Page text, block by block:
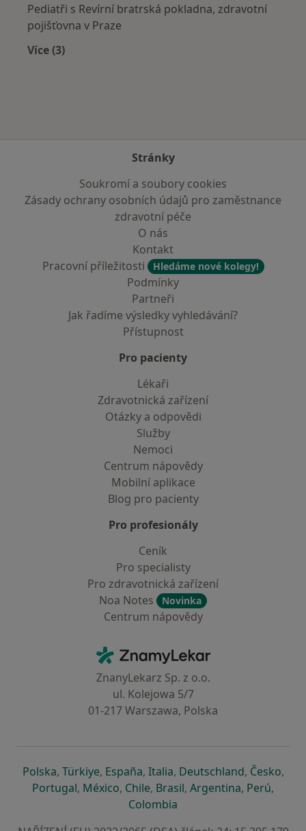
Pediatři s Revírní bratrská pokladna, zdravotní
pojišťovna v Praze
Více (3)
Stránky
Soukromí a soubory cookies
Zásady ochrany osobních údajů pro zaměstnance
zdravotní péče
O nás
Kontakt
Pracovní příležitosti
Hledáme nové kolegy!
Podmínky
Partneři
Jak řadíme výsledky vyhledávání?
Přístupnost
Pro pacienty
Lékaři
Zdravotnická zařízení
Otázky a odpovědi
Služby
Nemoci
Centrum nápovědy
Mobilní aplikace
Blog pro pacienty
Pro profesionály
Ceník
Pro specialisty
Pro zdravotnická zařízení
Noa Notes
Novinka
Centrum nápovědy
ZnamyLekar - Hlavní stránka
ZnanyLekarz Sp. z o.o.
ul. Kolejowa 5/7
01-217 Warszawa, Polska
Polskase otevře v nové záložce
, Türkiyese otevře v nové záložce
, Españase otevře v nové záložce
, Italiase otevře v nové záložce
, Deutschlandse otevře v
, Českose
,
Portugalse otevře v nové záložce
, Méxicose otevře v nové záložce
, Chilese otevře v nové záložce
, Brasilse otevře v nové
, Argentinase otevře v
, Perúse
,
Colombia